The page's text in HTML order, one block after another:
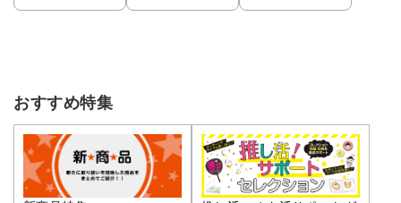
おすすめ特集